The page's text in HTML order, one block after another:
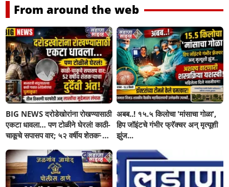
From around the web
BIG NEWS दरोडेखोरांना रोखण्यासाठी
एकटा धावला… पण टोळीने घेरलं! काठी-
चाकूचे सपासप वार; ५२ वर्षीय शेतकऱ्याचा
अबब..! १५.५ किलोचा 'मांसाचा गोळा',
हिप जॉइंटचे गंभीर फ्रॅक्चर अन् मृत्यूशी
झुंज...